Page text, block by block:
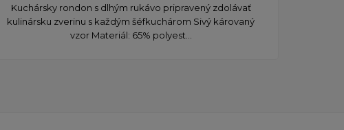
​Kuchársky rondon s dlhým rukávo pripravený zdolávať
kulinársku zverinu s každým šéfkuchárom Sivý károvaný
vzor Materiál: 65% polyest...